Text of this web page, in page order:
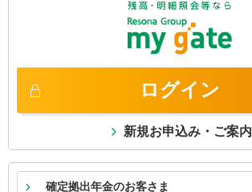
ログイン
新規お申込み・ご案内
確定拠出年金のお客さま